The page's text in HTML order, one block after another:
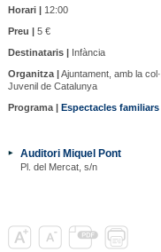
Horari |12:00
Preu |5 €
Destinataris |Infància
Organitza |Ajuntament, amb la
Juvenil de Catalunya
Programa | Espectacles familiars
Auditori Miquel Pont
Pl. del Mercat, s/n